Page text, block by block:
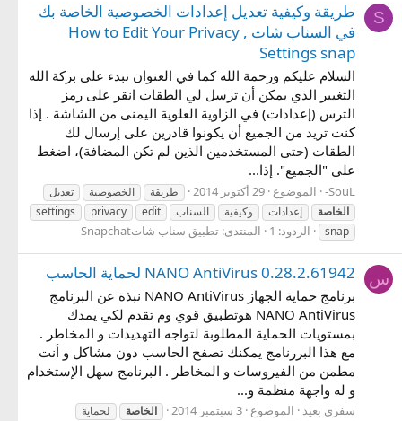
S
طريقة وكيفية تعديل إعدادات الخصوصية الخاصة بك
في السناب شات , How to Edit Your Privacy
Settings snap
السلام عليكم ورحمة الله كما في العنوان نبدء على بركة الله
التغيير الذي يمكن أن ترسل لي الطقات انقر على رمز
الترس (إعدادات) في الزاوية العلوية اليمنى من الشاشة . إذا
كنت تريد من الجميع أن يكونوا قادرين على إرسال لك
الطقات (حتى المستخدمين الذين لم تكن المضافة)، اضغط
على "الجميع". إذا...
-SouL الموضوع 29 أكتوبر 2014 طريقة الخصوصية
تعديل
الخاصة
إعدادات وكيفية السناب edit
privacy
settings
snap
الردود: 1 المنتدى: تطبيق سناب شاتSnapchat
س NANO AntiVirus 0.28.2.61942 لحماية الحاسب
برنامج حماية الجهاز NANO AntiVirus نبذة عن البرنامج
NANO AntiVirus هوتطبيق قوي وم تقدم لكي يمدك
بمستويات الحماية المطلوبة لتواجه التهديدات و المخاطر .
مع هذا البررنامج يمكنك تصفح الحاسب دون مشاكل و أنت
مطمن من الفيروسات و المخاطر . البرنامج سهل الإستخدام
و له واجهة منظمة و...
سفري بعيد الموضوع 3 سبتمبر 2014 الخاصة
لحماية